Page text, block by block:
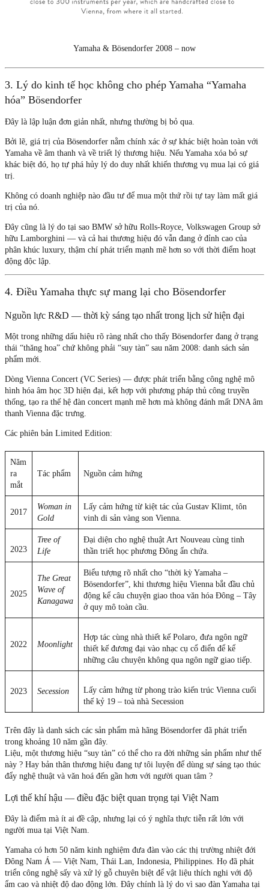
Yamaha & Bösendorfer 2008 – now
3. Lý do kinh tế học không cho phép Yamaha “Yamaha
hóa” Bösendorfer
Đây là lập luận đơn giản nhất, nhưng thường bị bỏ qua.
Bởi lẽ, giá trị của Bösendorfer nằm chính xác ở sự khác biệt hoàn toàn với
Yamaha về âm thanh và về triết lý thương hiệu. Nếu Yamaha xóa bỏ sự
khác biệt đó, họ tự phá hủy lý do duy nhất khiến thương vụ mua lại có giá
trị.
Không có doanh nghiệp nào đầu tư để mua một thứ rồi tự tay làm mất giá
trị của nó.
Đây cũng là lý do tại sao BMW sở hữu Rolls-Royce, Volkswagen Group sở
hữu Lamborghini — và cả hai thương hiệu đó vẫn đang ở đỉnh cao của
phân khúc luxury, thậm chí phát triển mạnh mẽ hơn so với thời điểm hoạt
động độc lập.
4. Điều Yamaha thực sự mang lại cho Bösendorfer
Nguồn lực R&D — thời kỳ sáng tạo nhất trong lịch sử hiện đại
Một trong những dấu hiệu rõ ràng nhất cho thấy Bösendorfer đang ở trạng
thái “thăng hoa” chứ không phải “suy tàn” sau năm 2008: danh sách sản
phẩm mới.
Dòng Vienna Concert (VC Series) — được phát triển bằng công nghệ mô
hình hóa âm học 3D hiện đại, kết hợp với phương pháp thủ công truyền
thống, tạo ra thế hệ đàn concert mạnh mẽ hơn mà không đánh mất DNA âm
thanh Vienna đặc trưng.
Các phiên bản Limited Edition:
Năm
ra
mắt
Tác phẩm Nguồn cảm hứng
2017
Woman in
Gold
Lấy cảm hứng từ kiệt tác của Gustav Klimt, tôn
vinh di sản vàng son Vienna.
2023
Tree of
Life
Đại diện cho nghệ thuật Art Nouveau cùng tinh
thần triết học phương Đông ẩn chứa.
2025
The Great
Wave of
Kanagawa
Biểu tượng rõ nhất cho “thời kỳ Yamaha –
Bösendorfer”, khi thương hiệu Vienna bắt đầu chủ
động kể câu chuyện giao thoa văn hóa Đông – Tây
ở quy mô toàn cầu.
2022 Moonlight
Hợp tác cùng nhà thiết kế Polaro, đưa ngôn ngữ
thiết kế đương đại vào nhạc cụ cổ điển để kể
những câu chuyện không qua ngôn ngữ giao tiếp.
2023 Secession
Lấy cảm hứng từ phong trào kiến trúc Vienna cuối
thế kỷ 19 – toà nhà Secession
Trên đây là danh sách các sản phẩm mà hãng Bösendorfer đã phát triển
trong khoảng 10 năm gần đây.
Liệu, một thương hiệu “suy tàn” có thể cho ra đời những sản phẩm như thế
này ? Hay bản thân thương hiệu đang tự tôi luyện để dùng sự sáng tạo thúc
đẩy nghệ thuật và văn hoá đến gần hơn với người quan tâm ?
Lợi thế khí hậu — điều đặc biệt quan trọng tại Việt Nam
Đây là điểm mà ít ai đề cập, nhưng lại có ý nghĩa thực tiễn rất lớn với
người mua tại Việt Nam.
Yamaha có hơn 50 năm kinh nghiệm đưa đàn vào các thị trường nhiệt đới
Đông Nam Á — Việt Nam, Thái Lan, Indonesia, Philippines. Họ đã phát
triển công nghệ sấy và xử lý gỗ chuyên biệt để vật liệu thích nghi với độ
ẩm cao và nhiệt độ dao động lớn. Đây chính là lý do vì sao đàn Yamaha tại